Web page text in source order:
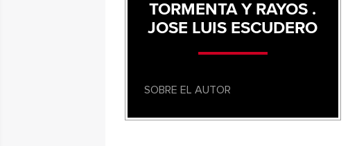
TORMENTA Y RAYOS .
JOSE LUIS ESCUDERO
SOBRE EL AUTOR